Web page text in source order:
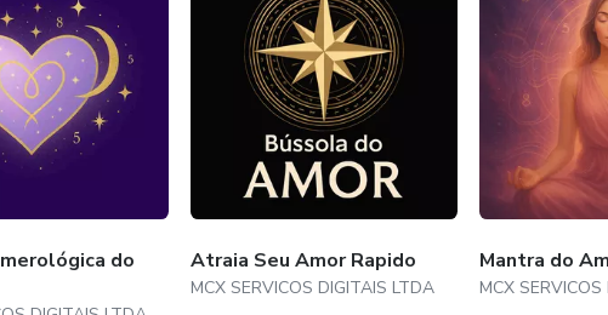
do
Atraia Seu Amor Rapido
MCX SERVICOS DIGITAIS LTDA
Mantra do
MCX SERVICOS